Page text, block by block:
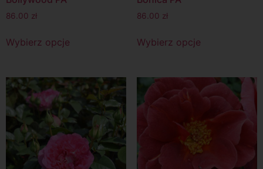
86.00 zł
Wybierz opcje
86.00 zł
Wybierz opcje